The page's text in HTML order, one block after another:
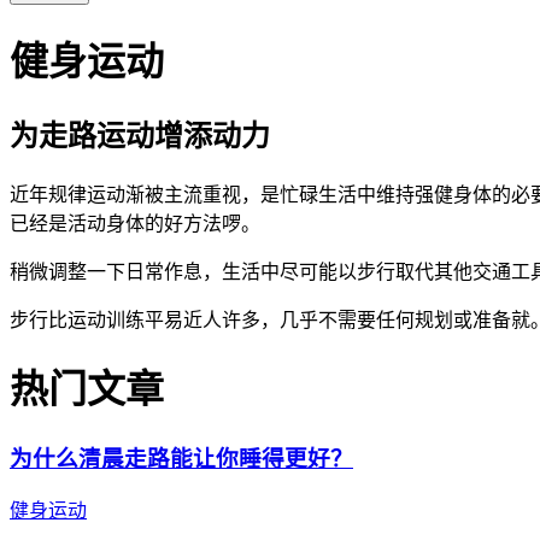
健身运动
为走路运动增添动力
近年规律运动渐被主流重视，是忙碌生活中维持强健身体的
已经是活动身体的好方法啰。
稍微调整一下日常作息，生活中尽可能以步行取代其他交通
步行比运动训练平易近人许多，几乎不需要任何规划或准备
热门文章
为什么清晨走路能让你睡得更好？
健身运动